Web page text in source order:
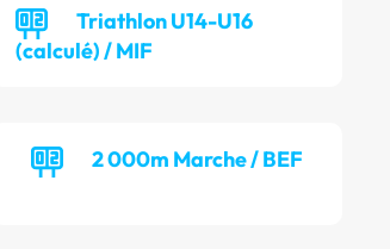
Triathlon U14-U16
(calculé) / MIF
2 000m Marche / BEF